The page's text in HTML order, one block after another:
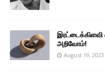
அறிவோம்!
August 19, 2023